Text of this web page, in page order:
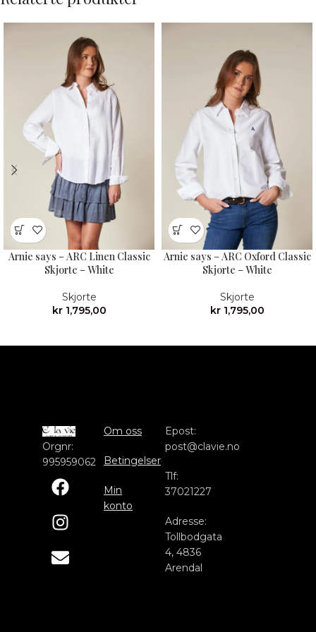
Arnie says – ARC Linen Classic
Skjorte – White
Skjorte
kr1,795,00
Arnie says – ARC Oxford Classic
Skjorte – White
Skjorte
kr1,795,00
Orgnr:
995959062
Om oss
Betingelser
Min
konto
Epost:
post@clavie.no
Tlf:
37021227
Adresse:
Tollbodgata
4, 4836
Arendal